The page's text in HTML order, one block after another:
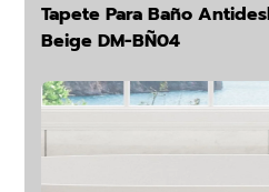
Tapete Para Baño
Beige DM-BÑ04